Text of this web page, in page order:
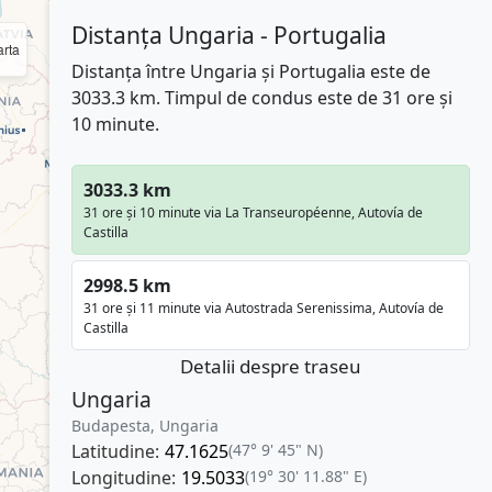
Distanța Ungaria - Portugalia
Distanța între Ungaria și Portugalia este de
3033.3 km. Timpul de condus este de 31 ore și
10 minute.
3033.3 km
31 ore și 10 minute via La Transeuropéenne, Autovía de
Castilla
2998.5 km
31 ore și 11 minute via Autostrada Serenissima, Autovía de
Castilla
Detalii despre traseu
Ungaria
Budapesta, Ungaria
Latitudine: 47.1625(47° 9' 45" N)
Longitudine: 19.5033(19° 30' 11.88" E)